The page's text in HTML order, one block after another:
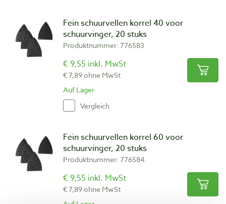
Fein schuurvellen korrel 40 voor
schuurvinger, 20 stuks
Produktnummer: 776583
€ 9,55 inkl. MwSt
€ 7,89 ohne MwSt
Auf Lager
Vergleich
Fein schuurvellen korrel 60 voor
schuurvinger, 20 stuks
Produktnummer: 776584
€ 9,55 inkl. MwSt
€ 7,89 ohne MwSt